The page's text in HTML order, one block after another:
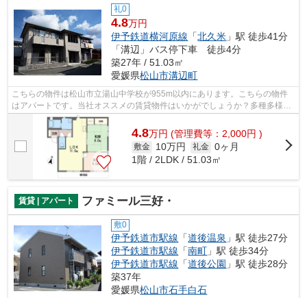
礼0
4.8万円
伊予鉄道横河原線 「北久米 」駅 徒歩41分
「溝辺」バス停下車 徒歩4分
築27年 / 51.03㎡
愛媛県松山市溝辺町
こちらの物件は松山市立湯山中学校が955m以内にあります。こちらの物件
はアパートです。当社オススメの賃貸物件はいかがでしょうか？多種多様な
物件を取り扱っており、利便性の高い物...
4.8万円 (管理費等：2,000円 )
敷金 10万円 礼金 0ヶ月
1階 / 2LDK / 51.03㎡
賃貸 | アパート ファミール三好・
敷0
伊予鉄道市駅線 「道後温泉 」駅 徒歩27分
伊予鉄道市駅線 「南町 」駅 徒歩34分
伊予鉄道市駅線 「道後公園 」駅 徒歩28分
築37年
愛媛県松山市石手白石